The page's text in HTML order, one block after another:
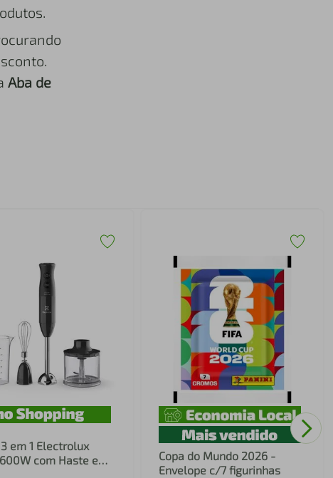
Aba de
em 1 Electrolux
com Haste em
Copa do Mundo 2026 -
Envelope c/7 figurinhas